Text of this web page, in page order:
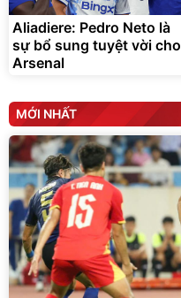
Aliadiere: Pedro Neto là
sự bổ sung tuyệt vời cho
Arsenal
MỚI NHẤT